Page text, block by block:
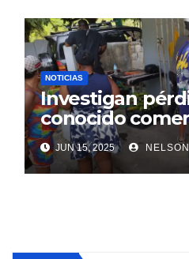
NOTICIAS
Investigan
conocido
Sosúa
JUN 15, 2025